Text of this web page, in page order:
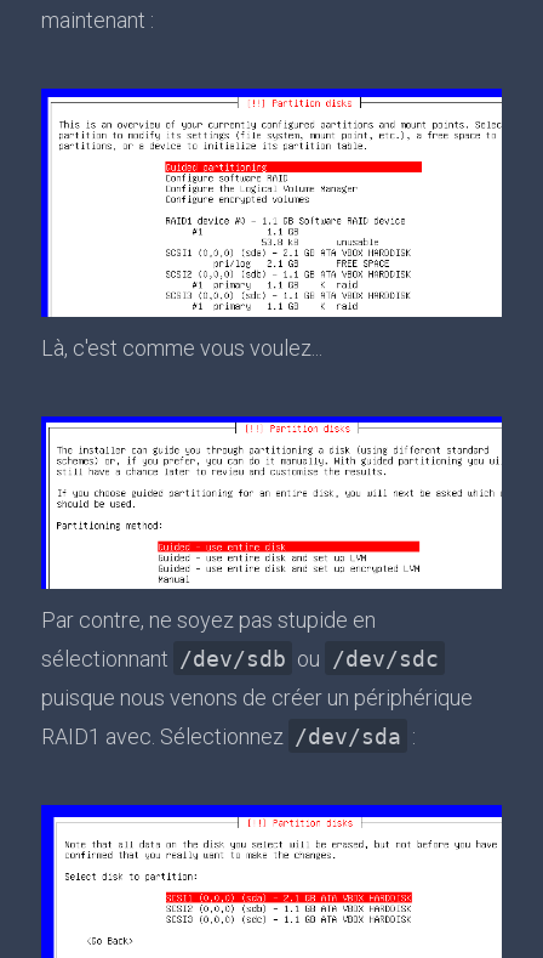
maintenant :
Là, c'est comme vous voulez...
Par contre, ne soyez pas stupide en
sélectionnant /dev/sdb ou
/dev/sdc
puisque nous venons de créer un périphérique
RAID1 avec. Sélectionnez /dev/sda :